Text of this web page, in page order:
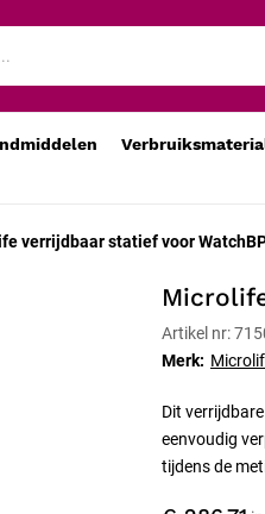
verrijdbaar statief voor
Merk:
Artikel nr:
Dit
eenvoudig
tijdens de